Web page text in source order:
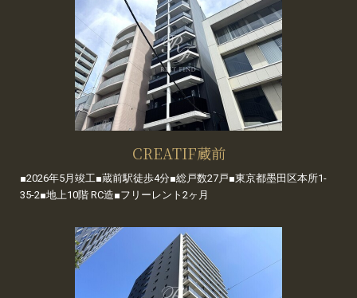
CREATIF蔵前
■2026年5月竣工■蔵前駅徒歩4分■総戸数27戸■東京都墨田区本所1-
35-2■地上10階 RC造■フリーレント2ヶ月